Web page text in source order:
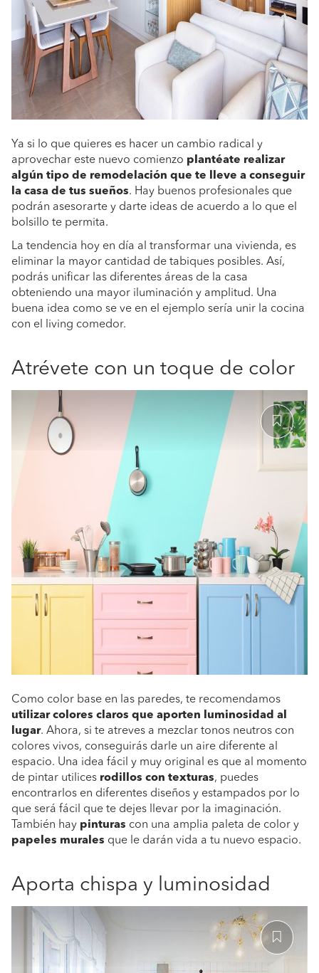
Ya si lo que quieres es hacer un cambio radical y
aprovechar este nuevo comienzo plantéate realizar
algún tipo de remodelación que te lleve a conseguir
la casa de tus sueños. Hay buenos profesionales que
podrán asesorarte y darte ideas de acuerdo a lo que el
bolsillo te permita.
La tendencia hoy en día al transformar una vivienda, es
eliminar la mayor cantidad de tabiques posibles. Así,
podrás unificar las diferentes áreas de la casa
obteniendo una mayor iluminación y amplitud. Una
buena idea como se ve en el ejemplo sería unir la cocina
con el living comedor.
Atrévete con un toque de color
Como color base en las paredes, te recomendamos
utilizar colores claros que aporten luminosidad al
lugar. Ahora, si te atreves a mezclar tonos neutros con
colores vivos, conseguirás darle un aire diferente al
espacio. Una idea fácil y muy original es que al momento
de pintar utilices rodillos con texturas, puedes
encontrarlos en diferentes diseños y estampados por lo
que será fácil que te dejes llevar por la imaginación.
También hay pinturas con una amplia paleta de color y
papeles murales que le darán vida a tu nuevo espacio.
Aporta chispa y luminosidad